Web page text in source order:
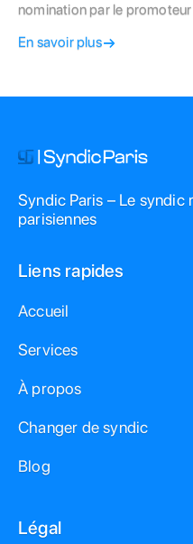
nomination par le
syndic pour protéger votre
En savoir plus
Syndic Paris – Le
parisiennes
Liens rapides
Accueil
Services
À propos
Changer de syndic
Blog
Légal